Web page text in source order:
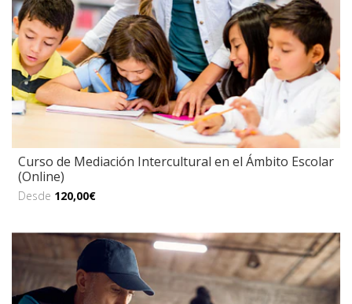
Curso de Mediación Intercultural en el Ámbito Escolar
(Online)
Desde 120,00€